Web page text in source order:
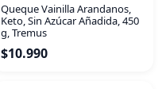
Queque Vainilla Arandanos,
Keto, Sin Azúcar Añadida, 450
g, Tremus
$10.990